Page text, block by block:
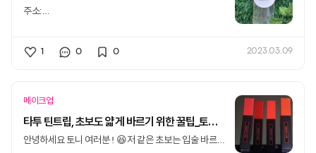
주소:
1
0 0 2023.03.09
메이크업
타투 틴트립, 초보도 얇게 바르기 위한 꿀팁_토니모리 퍼펙트 립스 쇼킹 립
안녕하세요 토니 여러분 ! 😆저 같은 초보는 입술 바르